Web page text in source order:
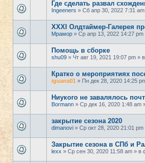
Где сделать развал
Ingeeners » Сб апр 30, 2022 7:31
XXXI Олдтаймер-Галерея
Мрамор » Ср апр 13, 2022 14:27
Помощь в сборке
shu09 » Чт авг 19, 2021 19:07 pm »
Кратко о мероприятиях
iguana01 » Пн дек 28, 2020 14:25
Ниукого не завалялось
Bormann » Ср дек 16, 2020 1:48 am
закрытие сезона 2020
dimanovi » Ср окт 28, 2020 21:01
Закрытие сезона в СПб и
lexx » Ср сен 30, 2020 11:58 am » в